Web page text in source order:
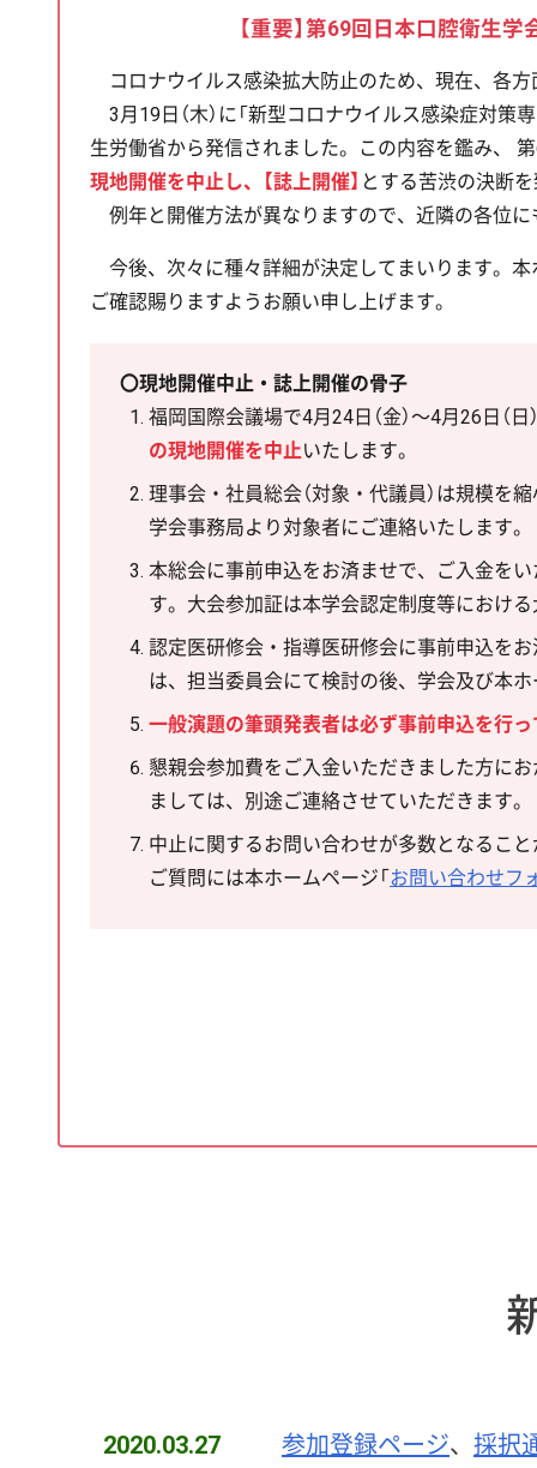
【重要】第69回日本口腔衛生
コロナウイルス感染拡大防止のため、現在、各
3月19日（木）に「新型コロナウイルス感染症対策
生労働省から発信されました。この内容を鑑み、
現地開催を中止し、【誌上開催】 とする苦渋の決断
例年と開催方法が異なりますので、近隣の各位
今後、次々に種々詳細が決定してまいります。
ご確認賜りますようお願い申し上げます。
〇現地開催中止・誌上開催の骨子
福岡国際会議場で4月24日（金）～4月26日（
の現地開催を中止いたします。
理事会・社員総会（対象・代議員）は規模
学会事務局より対象者にご連絡いたします。
本総会に事前申込をお済ませで、ご入金を
す。大会参加証は本学会認定制度等におけ
認定医研修会・指導医研修会に事前申込を
は、担当委員会にて検討の後、学会及び本
一般演題の筆頭発表者は必ず事前申込を行
懇親会参加費をご入金いただきました方に
ましては、別途ご連絡させていただきます。
中止に関するお問い合わせが多数となるこ
ご質問には本ホームページ「お問い合わせフ
2020.03.27 参加登録ページ、 採択